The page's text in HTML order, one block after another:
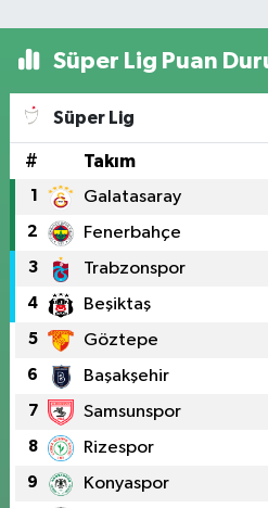
Süper Lig Puan
Süper Lig
# Takım
1 Galatasaray
2 Fenerbahçe
3 Trabzonspor
4 Beşiktaş
5 Göztepe
6 Başakşehir
7 Samsunspor
8 Rizespor
9 Konyaspor